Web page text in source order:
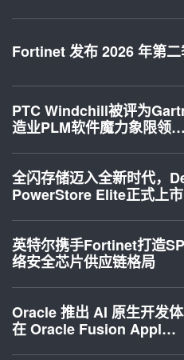
Fortinet 发布 2026 年第
PTC Windchill被评为
造业PLM软件魔力象限领…
全闪存储迈入全新时代，
PowerStore Elite正式上市
英特尔携手Fortinet打造
络安全芯片供应链格局
Oracle 推出 AI 原生开发
在 Oracle Fusion Appl…